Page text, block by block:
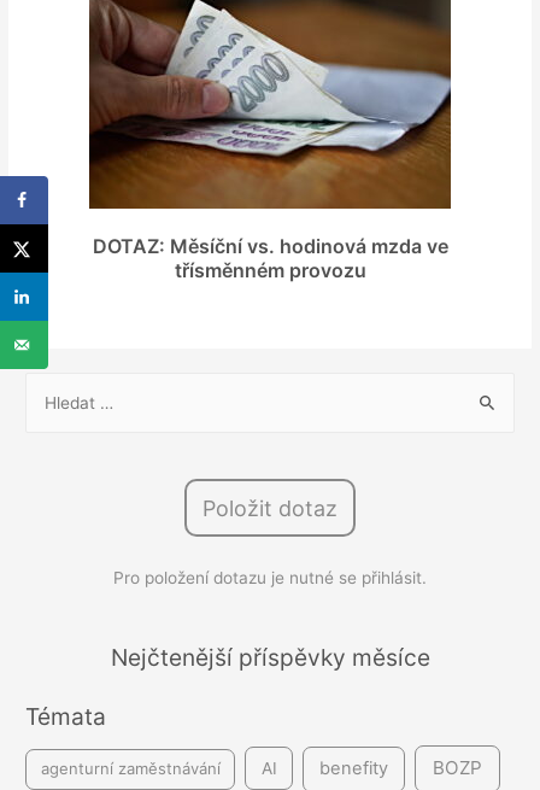
DOTAZ: Měsíční vs. hodinová mzda ve
třísměnném provozu
í
Položit dotaz
Pro položení dotazu je nutné se přihlásit.
Nejčtenější příspěvky měsíce
Témata
agenturní zaměstnávání AI benefity BOZP